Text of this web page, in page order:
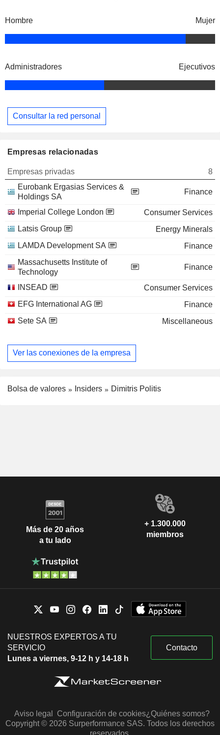
Hombre Mujer
Administradores Ejecutivos
Consultar la red personal
Empresas relacionadas
Empresas privadas
8
Eurobank Ergasias Services &
Holdings SA
Finance
Imperial College London
Consumer Services
Latsis Group
Energy Minerals
LAMDA Development SA
Finance
Massachusetts Institute of
Technology
Finance
INSEAD
Consumer Services
EFG International AG
Finance
Sete SA
Miscellaneous
Ver las conexiones de la empresa
Bolsa de valores Insiders Dimitris Politis
Más de 20 años
a tu lado
+ 1.300.000
miembros
NUESTROS EXPERTOS A TU
SERVICIO
Lunes a viernes, 9-12 h y 14-18 h
Contacto
Aviso legal Configuración de cookies¿Quiénes somos?
Copyright © 2026 Surperformance SAS. Todos los derechos
reservados.